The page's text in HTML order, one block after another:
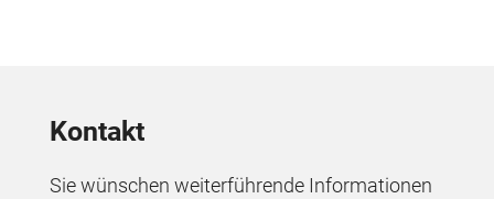
Kontakt
Sie wünschen weiterführende Informationen